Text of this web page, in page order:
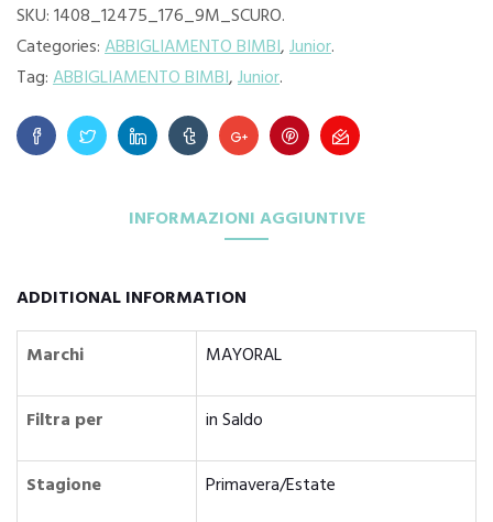
SKU:1408_12475_176_9M_SCURO.
Categories:ABBIGLIAMENTO BIMBI,Junior.
Tag:ABBIGLIAMENTO BIMBI,Junior.
INFORMAZIONI AGGIUNTIVE
ADDITIONAL INFORMATION
Marchi
MAYORAL
Filtra per in Saldo
Stagione Primavera/Estate